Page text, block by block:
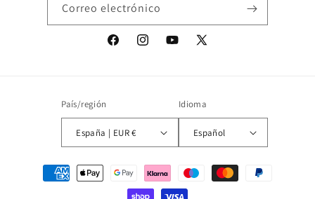
Correo electrónico
FacebookInstagramYouTube
X
País/región
España | EUR €
Idioma
Español
Formas